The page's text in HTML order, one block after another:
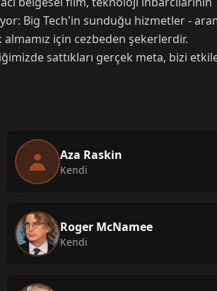
Big Tech'in sunduğu hizmetler -
almamız için cezbeden şekerlerdir.
sattıkları gerçek meta, bizi
Aza Raskin
Kendi
Roger McNamee
Kendi